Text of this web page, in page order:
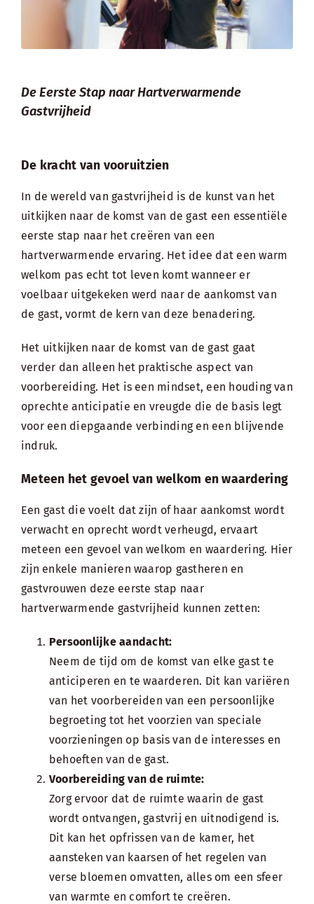
De Eerste Stap naar Hartverwarmende
Gastvrijheid
De kracht van vooruitzien
In de wereld van gastvrijheid is de kunst van het
uitkijken naar de komst van de gast een essentiële
eerste stap naar het creëren van een
hartverwarmende ervaring. Het idee dat een warm
welkom pas echt tot leven komt wanneer er
voelbaar uitgekeken werd naar de aankomst van
de gast, vormt de kern van deze benadering.
Het uitkijken naar de komst van de gast gaat
verder dan alleen het praktische aspect van
voorbereiding. Het is een mindset, een houding van
oprechte anticipatie en vreugde die de basis legt
voor een diepgaande verbinding en een blijvende
indruk.
Meteen het gevoel van welkom en waardering
Een gast die voelt dat zijn of haar aankomst wordt
verwacht en oprecht wordt verheugd, ervaart
meteen een gevoel van welkom en waardering. Hier
zijn enkele manieren waarop gastheren en
gastvrouwen deze eerste stap naar
hartverwarmende gastvrijheid kunnen zetten:
Persoonlijke aandacht:
Neem de tijd om de komst van elke gast te
anticiperen en te waarderen. Dit kan variëren
van het voorbereiden van een persoonlijke
begroeting tot het voorzien van speciale
voorzieningen op basis van de interesses en
behoeften van de gast.
Voorbereiding van de ruimte:
Zorg ervoor dat de ruimte waarin de gast
wordt ontvangen, gastvrij en uitnodigend is.
Dit kan het opfrissen van de kamer, het
aansteken van kaarsen of het regelen van
verse bloemen omvatten, alles om een sfeer
van warmte en comfort te creëren.